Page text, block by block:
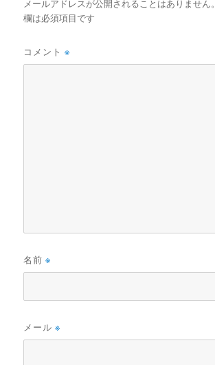
メールアドレスが公開されることはありません。
欄は必須項目です
コメント※
名前※
メール※